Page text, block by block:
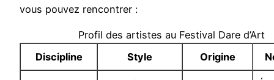
vous pouvez rencontrer :
Profil des artistes au Festival Dare d’Art
Discipline
Style Origine